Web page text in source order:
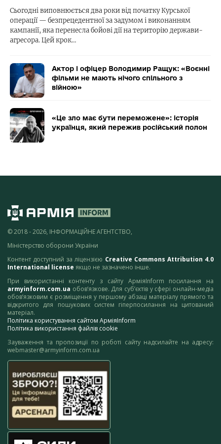
Сьогодні виповнюється два роки від початку Курської
операції — безпрецедентної за задумом і виконанням
кампанії, яка перенесла бойові дії на територію держави-
агресора. Цей крок…
Актор і офіцер Володимир Ращук: «Воєнні
фільми не мають нічого спільного з
війною»
«Це зло має бути переможене»: історія
українця, який пережив російський полон
© 2018 - 2026, ІНФОРМАЦІЙНЕ АГЕНТСТВО,
Міністерство оборони України
Контент доступний за ліцензією Creative Commons Attribution 4.0
International license якщо не зазначено інше.
При використанні контенту з сайту АрміяInform посилання на
armyinform.com.ua обов’язкове. Для суб’єктів у сфері онлайн-медіа
обов’язковим є розміщення у першому абзаці матеріалу прямого та
відкритого для пошукових систем гіперпосилання на цитований
матеріал.
Політика користування сайтом АрміяInform
Політика використання файлів cookie
Зауваження та пропозиції по роботі сайту надсилайте на адресу:
webmaster@armyinform.com.ua